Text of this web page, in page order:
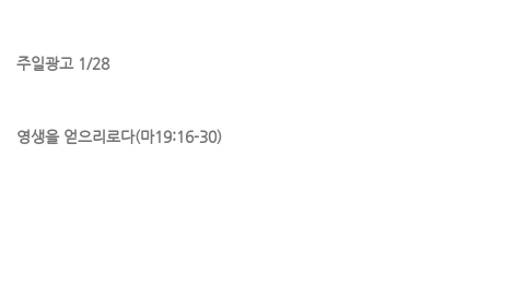
주일광고 1/28
영생을 얻으리로다(마19:16-30)